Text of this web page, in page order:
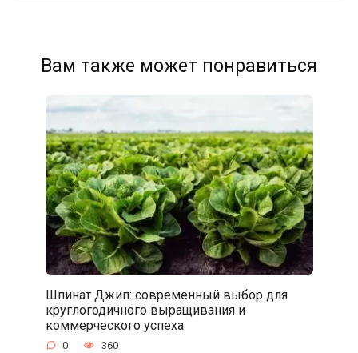
Вам также может понравиться
Шпинат Джип: современный выбор для
круглогодичного выращивания и
коммерческого успеха
0 360